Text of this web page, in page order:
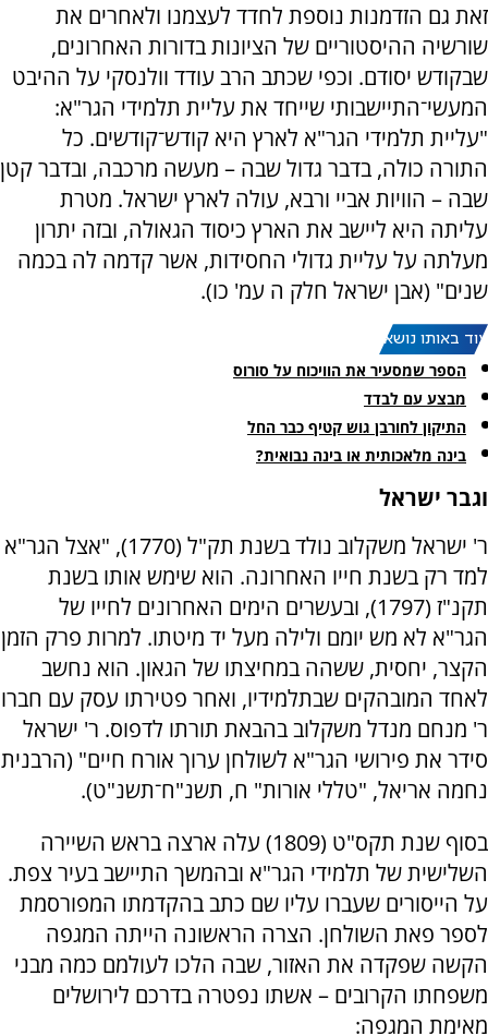
זאת גם הזדמנות נוספת לחדד לעצמנו ולאחרים את
שורשיה ההיסטוריים של הציונות בדורות האחרונים,
שבקודש יסודם. וכפי שכתב הרב עודד וולנסקי על ההיבט
המעשי־התיישבותי שייחד את עליית תלמידי הגר"א:
"עליית תלמידי הגר"א לארץ היא קודש־קודשים. כל
התורה כולה, בדבר גדול שבה – מעשה מרכבה, ובדבר קטן
שבה – הוויות אביי ורבא, עולה לארץ ישראל. מטרת
עליתה היא ליישב את הארץ כיסוד הגאולה, ובזה יתרון
מעלתה על עליית גדולי החסידות, אשר קדמה לה בכמה
שנים" (אבן ישראל חלק ה עמ' כו).
עוד באותו נושא:
הספר שמסעיר את הוויכוח על סורוס
מבצע עם לבדד
התיקון לחורבן גוש קטיף כבר החל
בינה מלאכותית או בינה נבואית?
וגבר ישראל
ר' ישראל משקלוב נולד בשנת תק"ל (1770), "אצל הגר"א
למד רק בשנת חייו האחרונה. הוא שימש אותו בשנת
תקנ"ז (1797), ובעשרים הימים האחרונים לחייו של
הגר"א לא מש יומם ולילה מעל יד מיטתו. למרות פרק הזמן
הקצר, יחסית, ששהה במחיצתו של הגאון. הוא נחשב
לאחד המובהקים שבתלמידיו, ואחר פטירתו עסק עם חברו
ר' מנחם מנדל משקלוב בהבאת תורתו לדפוס. ר' ישראל
סידר את פירושי הגר"א לשולחן ערוך אורח חיים" (הרבנית
נחמה אריאל, "טללי אורות" ח, תשנ"ח־תשנ"ט).
בסוף שנת תקס"ט (1809) עלה ארצה בראש השיירה
השלישית של תלמידי הגר"א ובהמשך התיישב בעיר צפת.
על הייסורים שעברו עליו שם כתב בהקדמתו המפורסמת
לספר פאת השולחן. הצרה הראשונה הייתה המגפה
הקשה שפקדה את האזור, שבה הלכו לעולמם כמה מבני
משפחתו הקרובים – אשתו נפטרה בדרכם לירושלים
מאימת המגפה: